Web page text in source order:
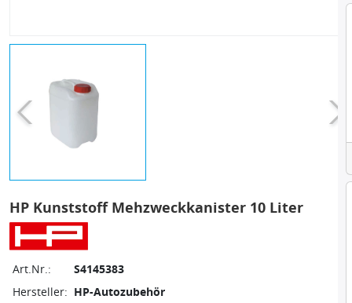
HP Kunststoff Mehzweckkanister 10 Liter
Art.Nr.:
S4145383
Hersteller: HP-Autozubehör